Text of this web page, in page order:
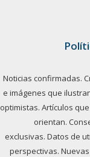
Noticias confirmadas.
e imágenes que
optimistas. Artículos
orientan.
exclusivas. Datos de
perspectivas.